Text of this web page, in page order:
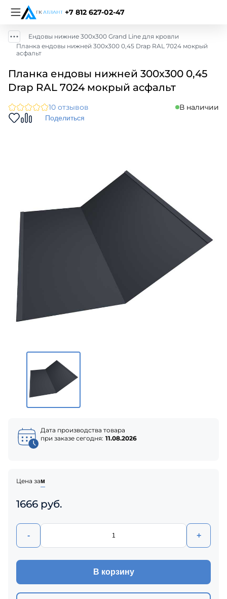
+7 812 627-02-47
Ендовы нижние 300х300 Grand Line для кровли
Планка ендовы нижней 300х300 0,45 Drap RAL 7024 мокрый
асфальт
Планка ендовы нижней 300х300 0,45
Drap RAL 7024 мокрый асфальт
10 отзывов В наличии
Поделиться
Дата производства товара
при заказе сегодня: 11.08.2026
Цена зам
1666 руб.
- +
В корзину